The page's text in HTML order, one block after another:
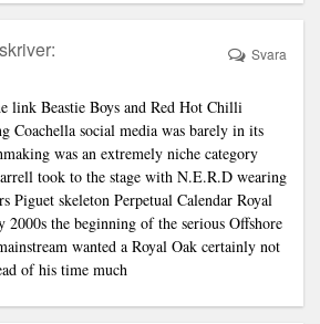
skriver:
link Beastie Boys and Red Hot Chilli
Coachella social media was barely in its
was an extremely niche category
took to the stage with N.E.R.D wearing
Piguet skeleton Perpetual Calendar Royal
2000s the beginning of the serious Offshore
wanted a Royal Oak certainly not
of his time much
Svara